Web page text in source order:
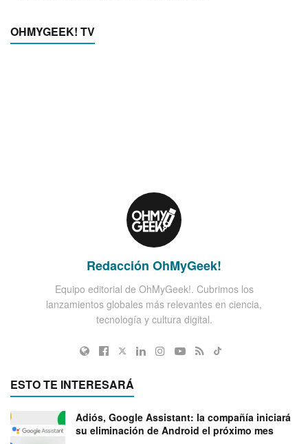
OHMYGEEK! TV
Redacción OhMyGeek!
Equipo editorial de OhMyGeek!. Cubrimos los
lanzamientos globales más relevantes en ciencia,
tecnología y cultura digital.
ESTO TE INTERESARÁ
Adiós, Google Assistant: la compañía iniciará
su eliminación de Android el próximo mes